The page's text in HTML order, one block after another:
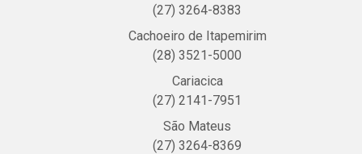
(27) 3264-8383
Cachoeiro de Itapemirim
(28) 3521-5000
Cariacica
(27) 2141-7951
São Mateus
(27) 3264-8369